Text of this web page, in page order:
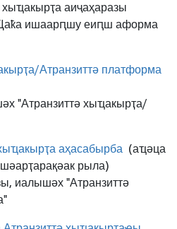
хыҵакырҭа аиҷаҳаразы
ишаарԥшу еиԥш аформа
Атранзиттә платформа
"Атранзиттә хыҵакырҭа/
аҳасабырба (аҵәца
рыла)
иалышәх "Атранзиттә